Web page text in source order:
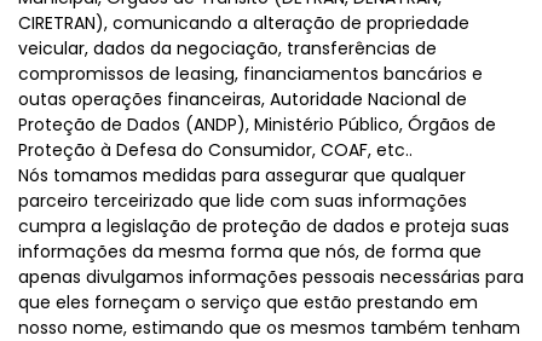
CIRETRAN), comunicando a alteração de propriedade
veicular, dados da negociação, transferências de
compromissos de leasing, financiamentos bancários e
outas operações financeiras, Autoridade Nacional de
Proteção de Dados (ANDP), Ministério Público, Órgãos de
Proteção à Defesa do Consumidor, COAF, etc..
Nós tomamos medidas para assegurar que qualquer
parceiro terceirizado que lide com suas informações
cumpra a legislação de proteção de dados e proteja suas
informações da mesma forma que nós, de forma que
apenas divulgamos informações pessoais necessárias para
que eles forneçam o serviço que estão prestando em
nosso nome, estimando que os mesmos também tenham